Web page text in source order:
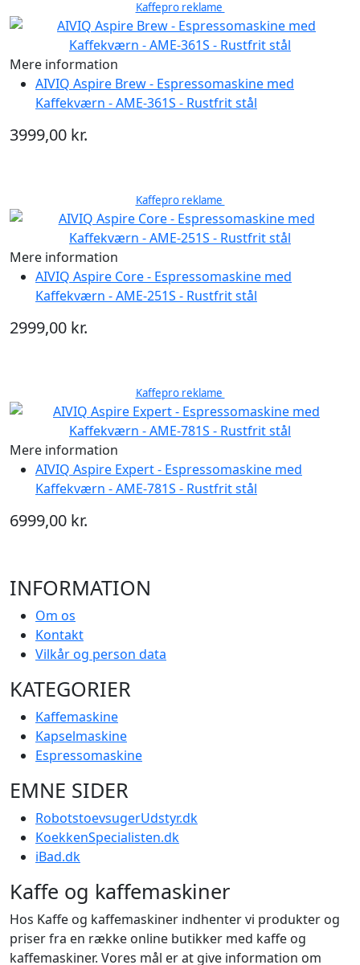
Kaffepro reklame
Mere information
AIVIQ Aspire Brew - Espressomaskine med
Kaffekværn - AME-361S - Rustfrit stål
3999,00 kr.
Kaffepro reklame
Mere information
AIVIQ Aspire Core - Espressomaskine med
Kaffekværn - AME-251S - Rustfrit stål
2999,00 kr.
Kaffepro reklame
Mere information
AIVIQ Aspire Expert - Espressomaskine med
Kaffekværn - AME-781S - Rustfrit stål
6999,00 kr.
INFORMATION
Om os
Kontakt
Vilkår og person data
KATEGORIER
Kaffemaskine
Kapselmaskine
Espressomaskine
EMNE SIDER
RobotstoevsugerUdstyr.dk
KoekkenSpecialisten.dk
iBad.dk
Kaffe og kaffemaskiner
Hos Kaffe og kaffemaskiner indhenter vi produkter og
priser fra en række online butikker med kaffe og
kaffemaskiner. Vores mål er at give information om